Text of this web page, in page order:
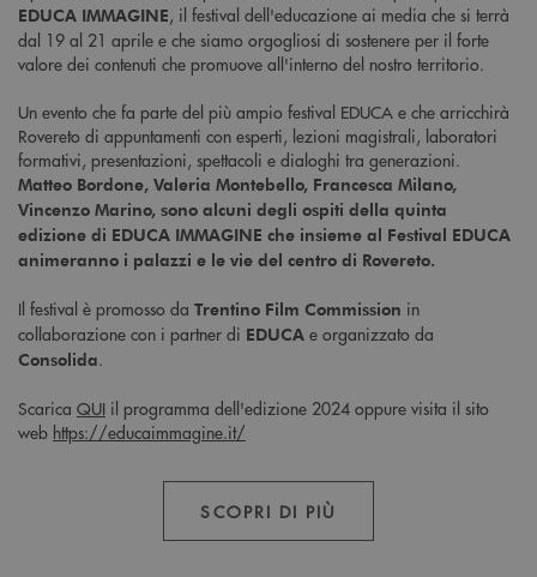
EDUCA IMMAGINE, il festival dell'educazione ai media che si terrà
dal 19 al 21 aprile e che siamo orgogliosi di sostenere per il forte
valore dei contenuti che promuove all'interno del nostro territorio.
Un evento che fa parte del più ampio festival EDUCA e che arricchirà
Rovereto di appuntamenti con esperti, lezioni magistrali, laboratori
formativi, presentazioni, spettacoli e dialoghi tra generazioni.
Matteo Bordone, Valeria Montebello, Francesca Milano,
Vincenzo Marino, sono alcuni degli ospiti della quinta
edizione di EDUCA IMMAGINE che insieme al Festival EDUCA
animeranno i palazzi e le vie del centro di Rovereto.
Il festival è promosso da Trentino Film Commission in
collaborazione con i partner di EDUCA e organizzato da
Consolida.
Scarica QUI il programma dell'edizione 2024 oppure visita il sito
web https://educaimmagine.it/
SCOPRI DI PIÙ